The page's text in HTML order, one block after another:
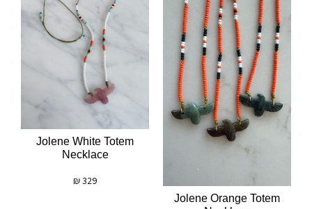
Jolene Orange Totem
Jolene White Totem
Necklace
329
₪